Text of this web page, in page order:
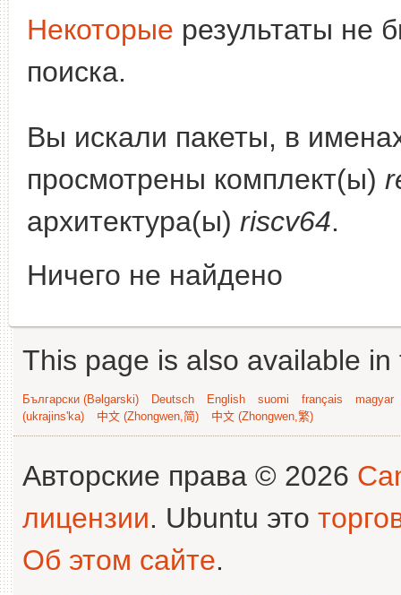
Некоторые результаты не
поиска.
Вы искали пакеты, в
просмотрены комплект(ы)
архитектура(ы) riscv64.
Ничего не найдено
This page is also available
Български (Bəlgarski) Deutsch English suomi français
magyar
(ukrajins'ka)
中文 (Zhongwen,简) 中文 (Zhongwen,繁)
Авторские права © 2026
лицензии. Ubuntu это
Об этом сайте.